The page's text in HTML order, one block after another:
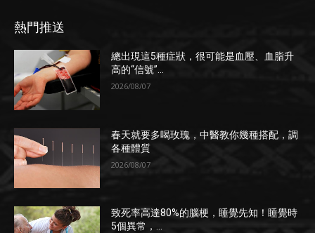
熱門推送
總出現這5種症狀，很可能是血壓、血脂升
高的“信號”...
2026/08/07
春天就要多喝玫瑰，中醫教你幾種搭配，調
各種體質
2026/08/07
致死率高達80%的腦梗，睡覺先知！睡覺時
5個異常，...